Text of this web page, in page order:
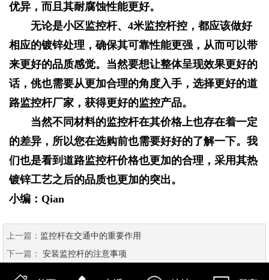
优异，而且其耐腐蚀性能更好。
无论是小区监控杆、4米监控杆控，都应该做好
相应的镀锌处理，确保其可靠性能更强，从而可以带
来更好的品质感觉。当然要想让整体呈现效果更好的
话，佻也需要从更加合理的角度入手，选择更好的道
路监控杆厂家，获得更好的监控产品。
当然不同材料的监控杆在其价格上也存在着一定
的差异，所以您在选购前也需要好好的了解一下。我
们也是看到道路监控杆价格也更加的合理，采用其热
镀锌工艺之后的品质也更加的突出。
小编：Qian
上一篇： 监控杆在交通中的重要作用
下一篇：
安装监控杆的注意事项